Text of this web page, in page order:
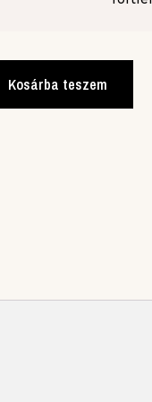
Kosárba teszem